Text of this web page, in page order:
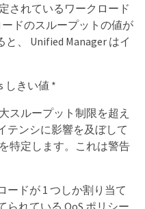
されているワークロード
ドのスループットの値が
と、 Unified Manager はイ
しきい値 *
スループット制限を超え
テンシに影響を及ぼして
特定します。これは警告
ードが 1 つしか割り当て
られている QoS ポリシー